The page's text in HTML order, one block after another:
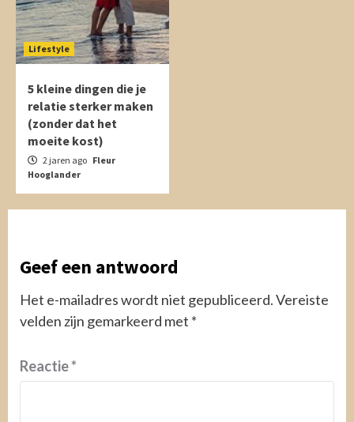
Lifestyle
5 kleine dingen die je
relatie sterker maken
(zonder dat het
moeite kost)
2 jaren ago Fleur
Hooglander
Geef een antwoord
Het e-mailadres wordt niet gepubliceerd.Vereiste
velden zijn gemarkeerd met *
Reactie*